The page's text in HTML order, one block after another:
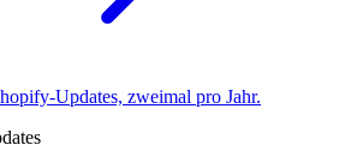
Updates, zweimal pro Jahr.